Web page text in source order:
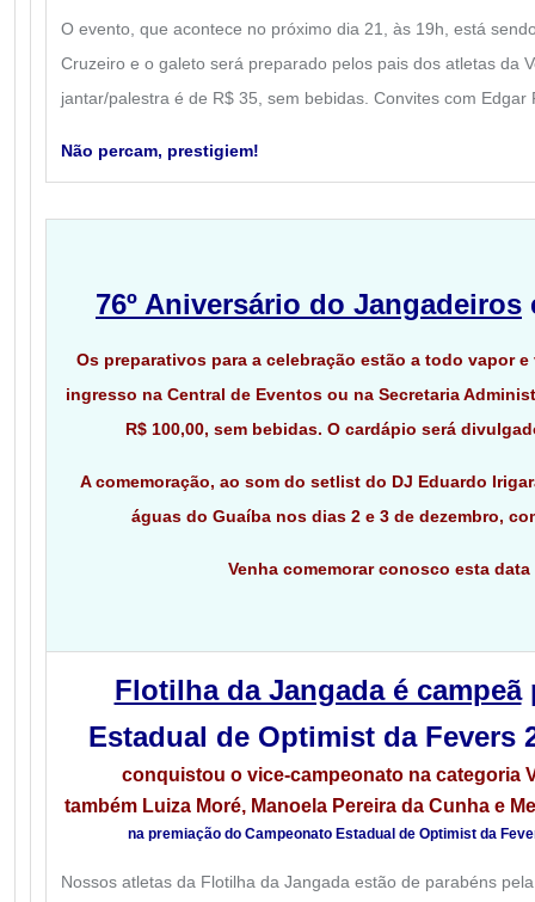
O evento, que acontece no próximo dia 21, às 19h, está
Cruzeiro e o galeto será preparado pelos pais dos atletas da
jantar/palestra é de R$ 35, sem bebidas. Convites com Edgar
Não percam, prestigiem!
76º Aniversário do Jangadeiros
Os preparativos para a celebração estão a todo vapor
ingresso na Central de Eventos ou na Secretaria
R$ 100,00, sem bebidas. O cardápio será
A comemoração, ao som do setlist do DJ Eduardo
águas do Guaíba nos dias 2 e 3 de dezembro,
Venha comemorar conosco esta
Flotilha da Jangada é campeã
Estadual de Optimist da Fevers
conquistou o vice-campeonato na categoria
também Luiza Moré, Manoela Pereira da Cunha e
na premiação do Campeonato Estadual de Optimist da
Nossos atletas da Flotilha da Jangada estão de parabéns